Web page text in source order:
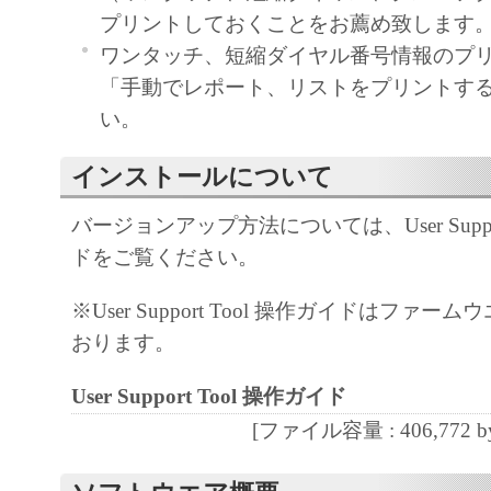
プリントしておくことをお薦め致します
ワンタッチ、短縮ダイヤル番号情報のプ
「手動でレポート、リストをプリントす
い。
インストールについて
バージョンアップ方法については、User
ドをご覧ください。
※User Support Tool 操作ガイドはファーム
おります。
User Support Tool 操作ガイド
[ファイル容量 : 406,772